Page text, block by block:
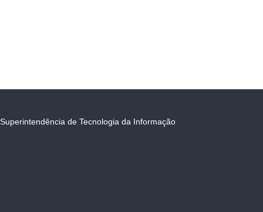
Superintendência de Tecnologia da Informação